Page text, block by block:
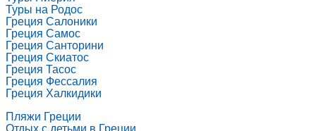
Туры на Родос
Греция Салоники
Греция Самос
Греция Санторини
Греция Скиатос
Греция Тасос
Греция Фессалия
Греция Халкидики
Пляжи Греции
Отдых с детьми в Греции